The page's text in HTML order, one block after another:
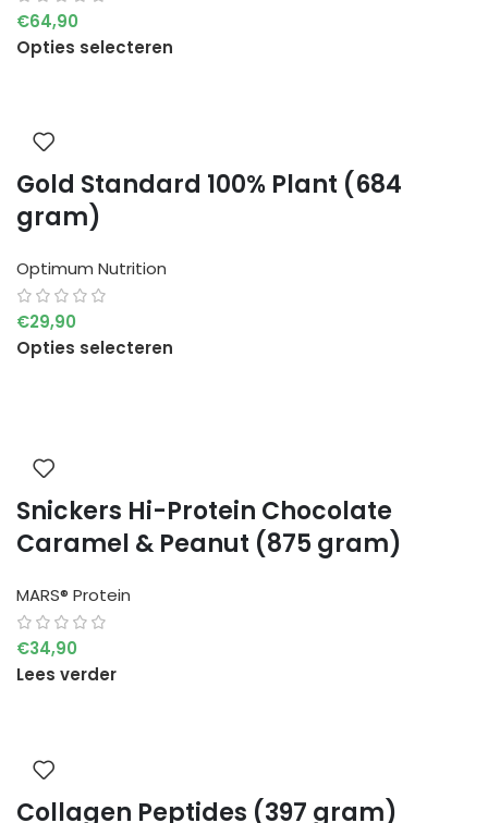
€64,90
Opties selecteren
Gold Standard 100% Plant (684
gram)
Optimum Nutrition
€29,90
Opties selecteren
Snickers Hi-Protein Chocolate
Caramel & Peanut (875 gram)
MARS® Protein
€34,90
Lees verder
Collagen Peptides (397 gram)